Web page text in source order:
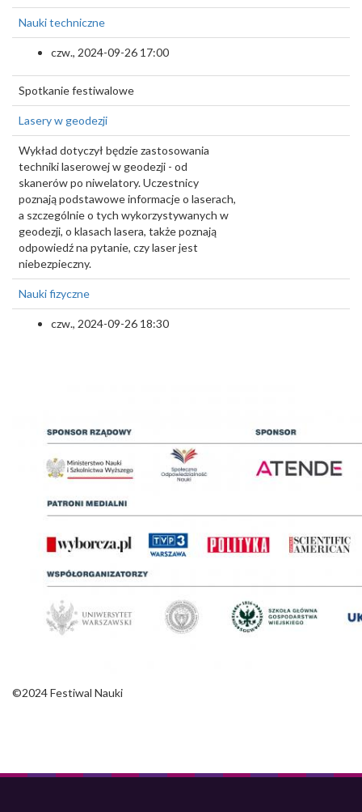
Nauki techniczne
czw., 2024-09-26 17:00
Spotkanie festiwalowe
Lasery w geodezji
Wykład dotyczył będzie zastosowania
techniki laserowej w geodezji - od
skanerów po niwelatory. Uczestnicy
poznają podstawowe informacje o laserach,
a szczególnie o tych wykorzystywanych w
geodezji, o klasach lasera, także poznają
odpowiedź na pytanie, czy laser jest
niebezpieczny.
Nauki fizyczne
czw., 2024-09-26 18:30
©2024 Festiwal Nauki